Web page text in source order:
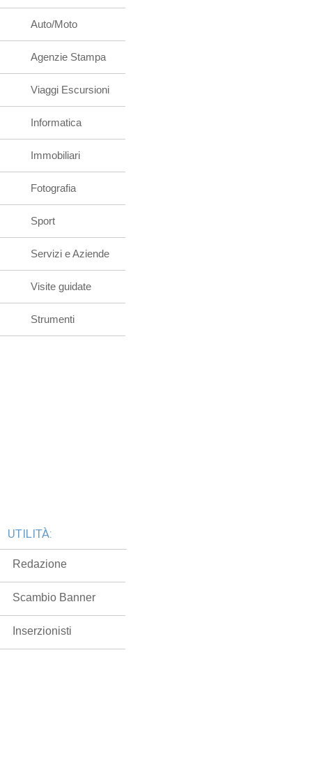
Auto/Moto
Agenzie Stampa
Viaggi Escursioni
Informatica
Immobiliari
Fotografia
Sport
Servizi e Aziende
Visite guidate
Strumenti
UTILITÀ:
Redazione
Scambio Banner
Inserzionisti